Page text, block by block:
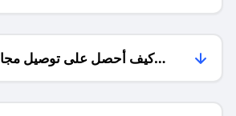
كيف أحصل على توصيل